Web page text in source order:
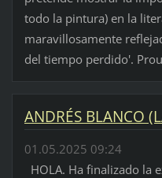
todo la pintura) en la
maravillosamente
del tiempo perdido'.
ANDRÉS BLANCO
01.05.2025 09:24
HOLA. Ha finalizado la